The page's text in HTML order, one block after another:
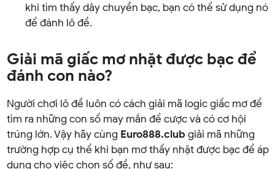
khi tìm thấy dây chuyền bạc, bạn có thể sử dụng nó
để đánh lô đề.
Giải mã giấc mơ nhặt được bạc để
đánh con nào?
Người chơi lô đề luôn có cách giải mã logic giấc mơ để
tìm ra những con số may mắn để cược và có cơ hội
trúng lớn. Vậy hãy cùng Euro888.club giải mã những
trường hợp cụ thể khi bạn mơ thấy nhặt được bạc để áp
dụng cho việc chọn số đề, như sau: